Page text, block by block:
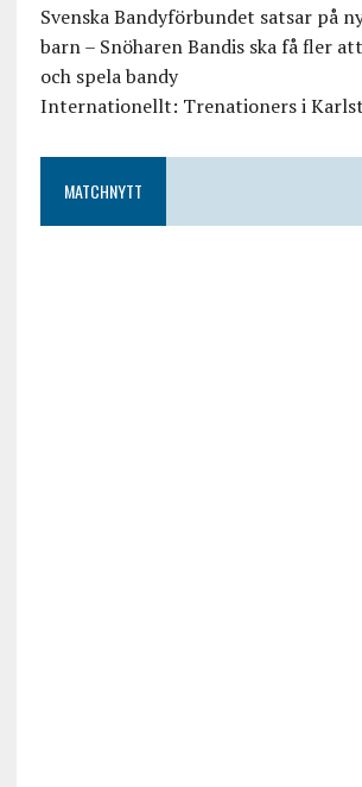
Svenska Bandyförbundet satsar på
barn – Snöharen Bandis ska få fler
och spela bandy
Internationellt: Trenationers i
MATCHNYTT